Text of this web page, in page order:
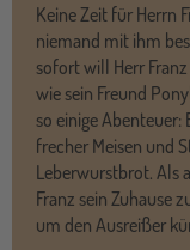
Keine Zeit für Herrn
niemand mit ihm
sofort will Herr
wie sein Freund
so einige
frecher Meisen und
Leberwurstbrot. Als
Franz sein Zuhause
um den Ausreißer